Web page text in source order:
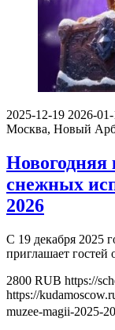
2025-12-19 2026-01-
Москва, Новый
Новогодняя
снежных
2026
С 19 декабря 2025
приглашает гостей
2800 RUB https://
https://
muzee-magii-2025-